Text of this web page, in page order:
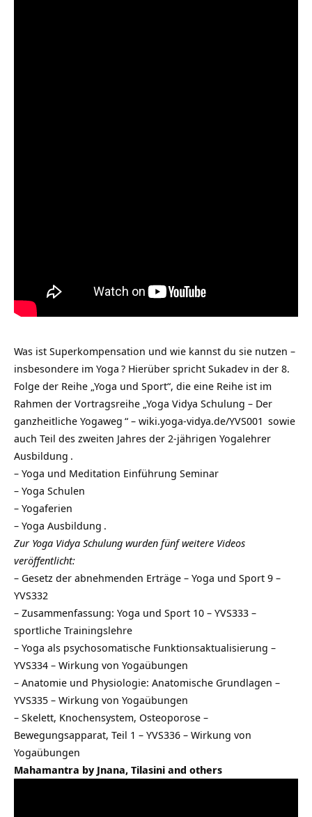
Was ist Superkompensation und wie kannst du sie nutzen –
insbesondere im Yoga ? Hierüber spricht Sukadev in der 8.
Folge der Reihe „Yoga und Sport“, die eine Reihe ist im
Rahmen der Vortragsreihe „Yoga Vidya Schulung – Der
ganzheitliche Yogaweg “ – wiki.yoga-vidya.de/YVS001 sowie
auch Teil des zweiten Jahres der 2-jährigen Yogalehrer
Ausbildung .
– Yoga und Meditation Einführung Seminar
– Yoga Schulen
– Yogaferien
– Yoga Ausbildung .
Zur Yoga Vidya Schulung wurden fünf weitere Videos
veröffentlicht:
– Gesetz der abnehmenden Erträge – Yoga und Sport 9 –
YVS332
– Zusammenfassung: Yoga und Sport 10 – YVS333 –
sportliche Trainingslehre
– Yoga als psychosomatische Funktionsaktualisierung –
YVS334 – Wirkung von Yogaübungen
– Anatomie und Physiologie: Anatomische Grundlagen –
YVS335 – Wirkung von Yogaübungen
– Skelett, Knochensystem, Osteoporose –
Bewegungsapparat, Teil 1 – YVS336 – Wirkung von
Yogaübungen
Mahamantra by Jnana, Tilasini and others